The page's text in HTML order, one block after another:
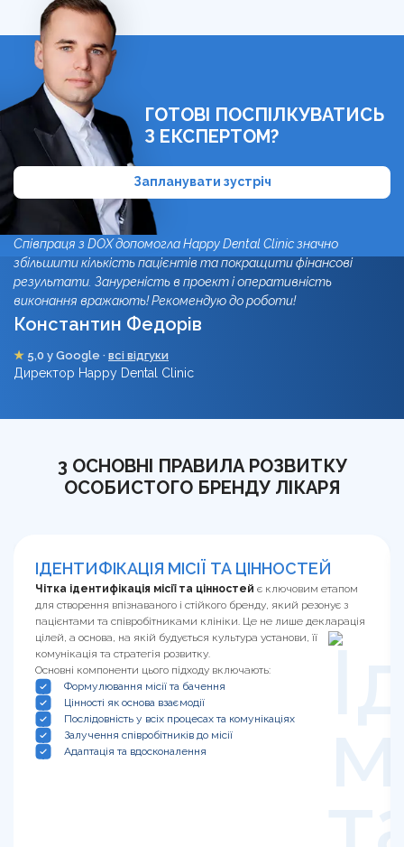
ГОТОВІ ПОСПІЛКУВАТИСЬ
З ЕКСПЕРТОМ?
Запланувати зустріч
Співпраця з DOX допомогла Happy Dental Clinic значно
збільшити кількість пацієнтів та покращити фінансові
результати. Зануреність в проект і оперативність
виконання вражають! Рекомендую до роботи!
Константин Федорів
★ 5,0 у Google · всі відгуки
Директор Happy Dental Clinic
3 ОСНОВНІ ПРАВИЛА РОЗВИТКУ
ОСОБИСТОГО БРЕНДУ ЛІКАРЯ
ІДЕНТИФІКАЦІЯ МІСІЇ ТА ЦІННОСТЕЙ
Чітка ідентифікація місії та цінностей є ключовим етапом
для створення впізнаваного і стійкого бренду, який резонує з
пацієнтами та співробітниками клініки. Це не лише декларація
цілей, а основа, на якій будується культура установи, її
комунікація та стратегія розвитку.
Основні компоненти цього підходу включають:
Формулювання місії та бачення
Цінності як основа взаємодії
Послідовність у всіх процесах та комунікаціях
Залучення співробітників до місії
Адаптація та вдосконалення